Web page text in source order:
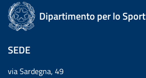
Dipartimento per lo Sport
SEDE
via Sardegna, 49